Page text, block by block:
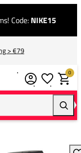
Code: NIKE15
> €79
0